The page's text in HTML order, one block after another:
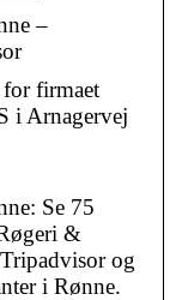
–
firmaet
i Arnagervej
Se 75
&
og
i Rønne.